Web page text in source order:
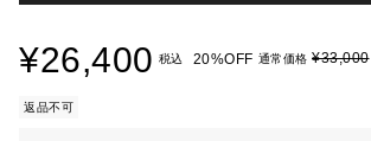
¥26,400 税込 20%OFF 通常価格 ¥33,000
返品不可